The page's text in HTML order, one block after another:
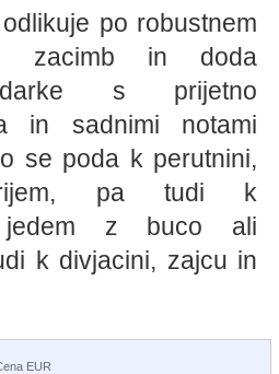
po robustnem
zacimb in doda
s prijetno
in sadnimi notami
se poda k perutnini,
pa tudi k
jedem z buco ali
k divjacini, zajcu in
EUR